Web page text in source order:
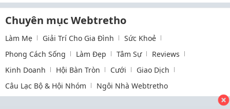
Chuyên mục Webtretho
Làm Mẹ Giải Trí Cho Gia Đình
Sức Khoẻ
Phong Cách Sống
Làm Đẹp Tâm Sự
Reviews
Kinh Doanh
Hội Bàn Tròn Cưới
Giao Dịch
Câu Lạc Bộ & Hội Nhóm
Ngôi Nhà Webtretho